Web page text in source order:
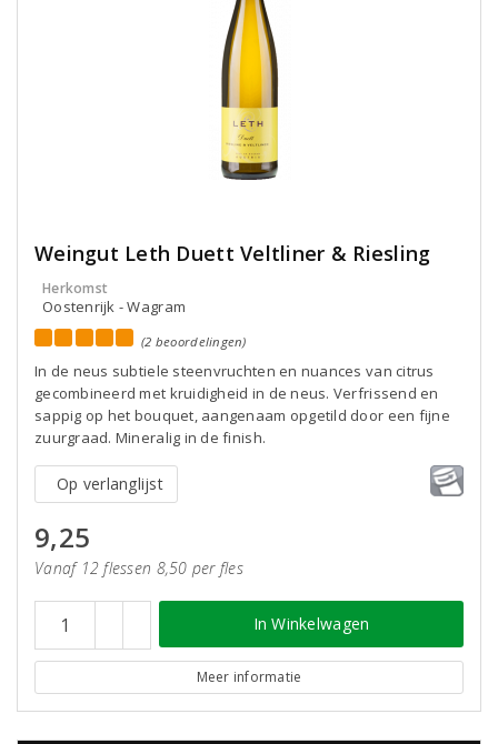
Weingut Leth Duett Veltliner & Riesling
Herkomst
Oostenrijk - Wagram
(2 beoordelingen)
In de neus subtiele steenvruchten en nuances van citrus
gecombineerd met kruidigheid in de neus. Verfrissend en
sappig op het bouquet, aangenaam opgetild door een fijne
zuurgraad. Mineralig in de finish.
Op verlanglijst
9,25
Vanaf 12 flessen 8,50 per fles
In Winkelwagen
Meer informatie